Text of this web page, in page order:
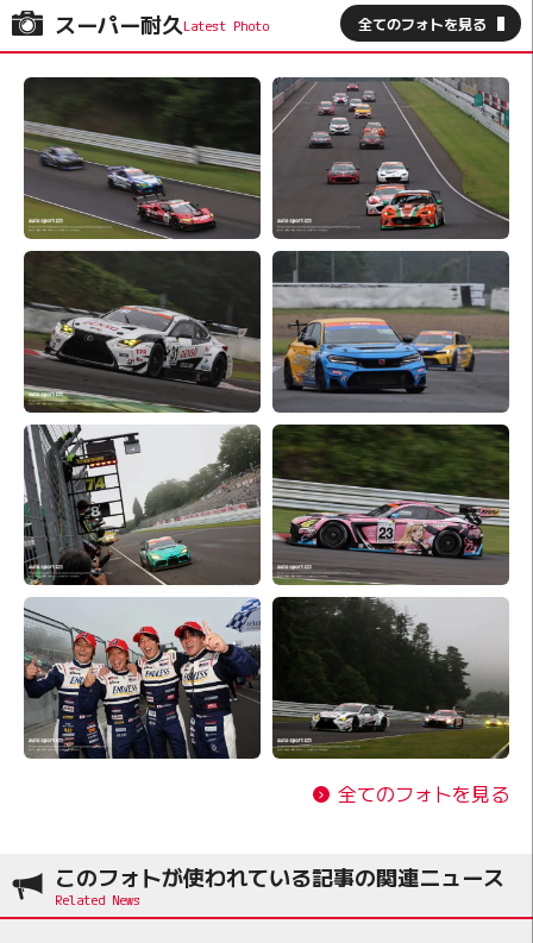
スーパー耐久 全てのフォトを見る
全てのフォトを見る
このフォトが使われている記事の関連ニュース